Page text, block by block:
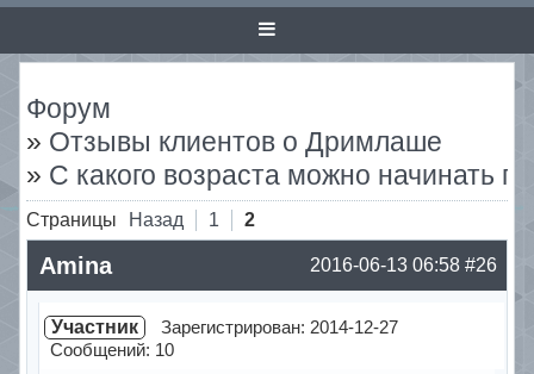
Форум
» Отзывы клиентов о Дримлаше
» С какого возраста можно начинать
Страницы Назад 1 2
#26
2016-06-13 06:58
Amina
Участник
Зарегистрирован: 2014-12-27
Сообщений: 10